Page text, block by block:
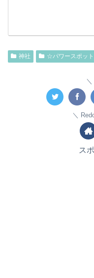
神社 ☆パワースポット
ス